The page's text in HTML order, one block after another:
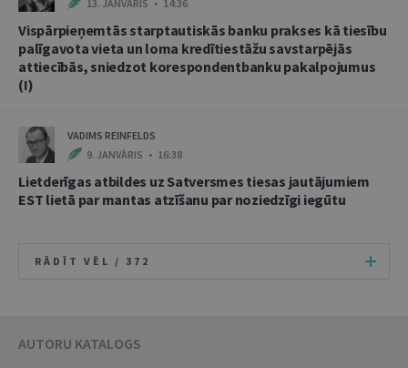
13. JANVĀRIS • 14:36
Vispārpieņemtās starptautiskās banku prakses kā tiesību
palīgavota vieta un loma kredītiestāžu savstarpējās
attiecībās, sniedzot korespondentbanku pakalpojumus
(I)
VADIMS REINFELDS
9. JANVĀRIS • 16:38
Lietderīgas atbildes uz Satversmes tiesas jautājumiem
EST lietā par mantas atzīšanu par noziedzīgi iegūtu
RĀDĪT VĒL / 372
AUTORU KATALOGS